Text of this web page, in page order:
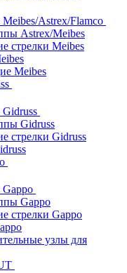
Astrex/Flamco
Astrex/Meibes
стрелки Meibes
Meibes
Gidruss
стрелки Gidruss
Gappo
стрелки Gappo
узлы для